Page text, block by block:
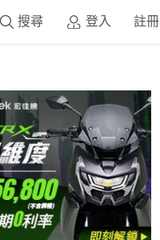
登入 註冊
搜尋